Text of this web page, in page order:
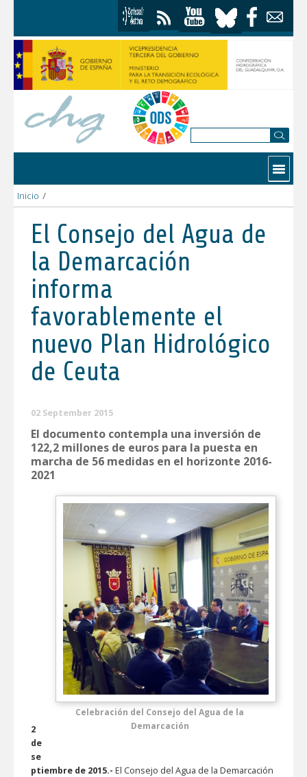
Contactar
Inicio /
El Consejo del Agua de
la Demarcación
informa
favorablemente el
nuevo Plan Hidrológico
de Ceuta
02 September 2015
El documento contempla una inversión de
122,2 millones de euros para la puesta en
marcha de 56 medidas en el horizonte 2016-
2021
Celebración del Consejo del Agua de la
Demarcación
2
de
se
ptiembre de 2015.- El Consejo del Agua de la Demarcación